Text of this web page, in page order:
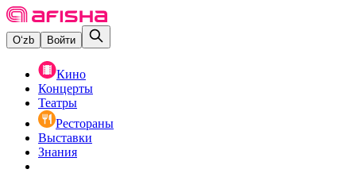
O‘zb Войти
Кино
Концерты
Театры
Рестораны
Выставки
Знания